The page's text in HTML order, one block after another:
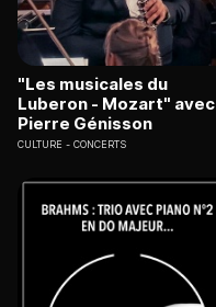
"Les musicales du
Luberon - Mozart" avec
Pierre Génisson
CULTURE CONCERTS